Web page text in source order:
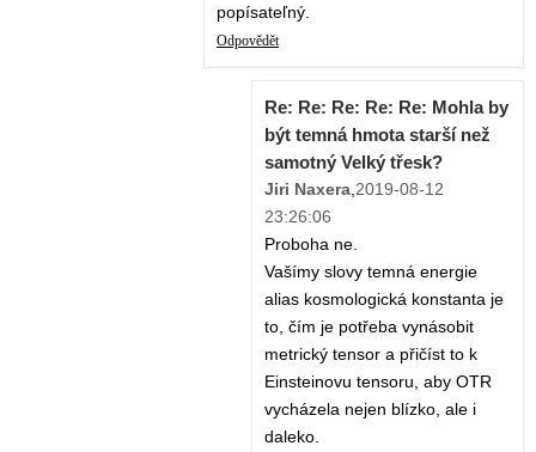
popísateľný.
Odpovědět
Re: Re: Re: Re: Re: Mohla by
být temná hmota starší než
samotný Velký třesk?
Jiri Naxera 2019-08-12
23:26:06
Proboha ne.
Vašímy slovy temná energie
alias kosmologická konstanta je
to, čím je potřeba vynásobit
metrický tensor a přičíst to k
Einsteinovu tensoru, aby OTR
vycházela nejen blízko, ale i
daleko.